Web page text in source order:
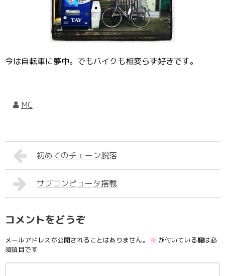
今は自転車に夢中。でもバイクも相変らず好きです。
MC
初めてのチェーン脱落
サブコンピュータ搭載
コメントをどうぞ
メールアドレスが公開されることはありません。 ※ が付いている欄は必
須項目です